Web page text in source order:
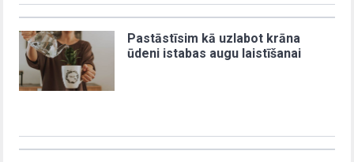
Pastāstīsim kā uzlabot krāna
ūdeni istabas augu laistīšanai